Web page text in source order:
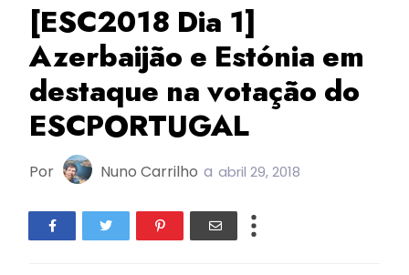
[ESC2018 Dia 1]
Azerbaijão e Estónia em
destaque na votação do
ESCPORTUGAL
Por Nuno Carrilho a abril 29, 2018